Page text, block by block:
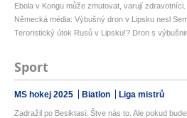
Ebola v Kongu může zmutovat, varují zdravotníci.
Německá média: Výbušný dron v Lipsku nesl
Teroristický útok Rusů v Lipsku!? Dron s
Sport
MS hokej 2025 Biatlon Liga mistrů
Zadražil po Besiktasi: Štve nás to. Ale pokud